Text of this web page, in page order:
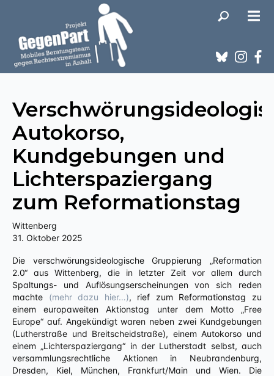
Autokorso,
Kundgebungen und
Lichterspaziergang
zum Reformationstag
Wittenberg
31. Oktober 2025
Die verschwörungsideologische Gruppierung „Reformation
2.0“ aus Wittenberg, die in letzter Zeit vor allem durch
Spaltungs- und Auflösungserscheinungen von sich reden
machte (mehr dazu hier…), rief zum Reformationstag zu
einem europaweiten Aktionstag unter dem Motto „Free
Europe“ auf. Angekündigt waren neben zwei Kundgebungen
(Lutherstraße und Breitscheidstraße), einem Autokorso und
einem „Lichterspaziergang“ in der Lutherstadt selbst, auch
versammlungsrechtliche Aktionen in Neubrandenburg,
Dresden, Kiel, München, Frankfurt/Main und Wien. Die